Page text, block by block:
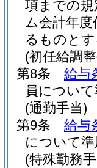
項までの
ム会計年
るものと
(初任給調
第8条
給与
員につい
(通勤手当)
第9条
給与
について
(特殊勤務